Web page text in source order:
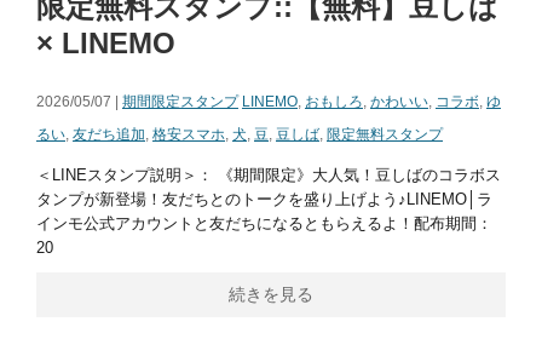
限定無料スタンプ::【無料】豆しば
× LINEMO
2026/05/07 | 期間限定スタンプ LINEMO, おもしろ, かわいい, コラボ, ゆ
るい, 友だち追加, 格安スマホ, 犬, 豆, 豆しば, 限定無料スタンプ
＜LINEスタンプ説明＞： 《期間限定》大人気！豆しばのコラボス
タンプが新登場！友だちとのトークを盛り上げよう♪LINEMO│ラ
インモ公式アカウントと友だちになるともらえるよ！配布期間：
20
続きを見る